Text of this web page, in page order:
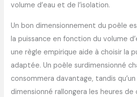
volume d’eau et de l’isolation.
Un bon dimensionnement du poêle
la puissance en fonction du volume
une règle empirique aide à choisir la
adaptée. Un poêle surdimensionné
consommera davantage, tandis
dimensionné rallongera les heures de